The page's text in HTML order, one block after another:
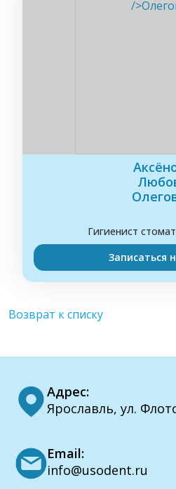
Гигиенист
Записаться
Возврат к списку
Адрес:
Ярославль, ул.
Email:
info@usodent.ru